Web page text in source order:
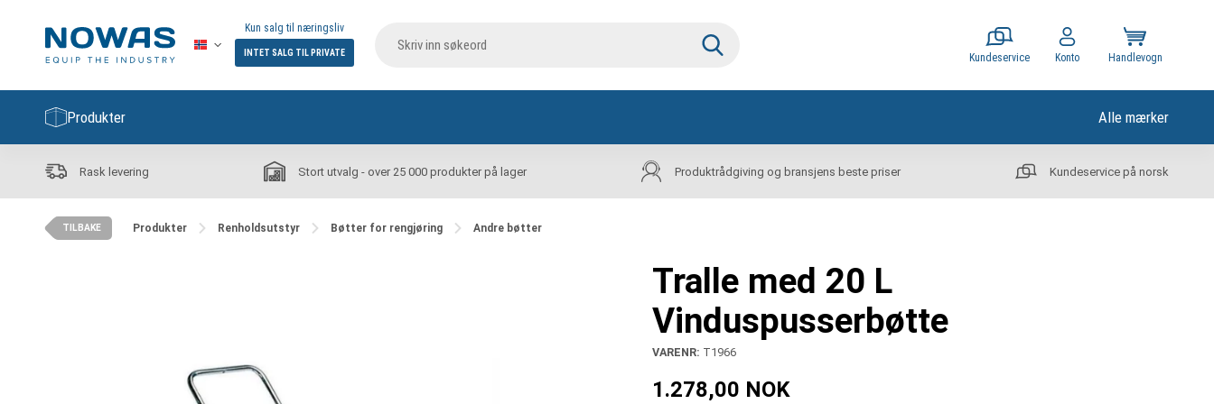
Kun salg til næringsliv
INTET SALG TIL PRIVATE Kundeservice Konto Handlevogn
Produkter Alle mærker
Rask levering Stort utvalg - over 25 000 produkter på lager Produktrådgiving og bransjens beste priser Kundeservice på norsk
TILBAKE Produkter Renholdsutstyr Bøtter for rengjøring Andre bøtter
Tralle med 20 L
Vinduspusserbøtte
VARENR: T1966
1.278,00 NOK